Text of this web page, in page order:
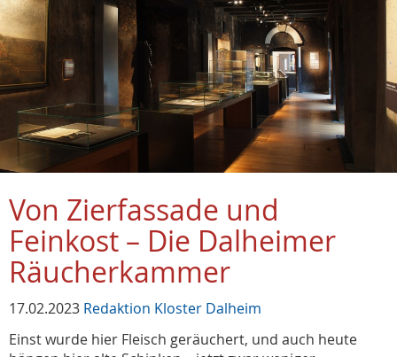
Von Zierfassade und
Feinkost – Die Dalheimer
Räucherkammer
17.02.2023 Redaktion Kloster Dalheim
Einst wurde hier Fleisch geräuchert, und auch heute